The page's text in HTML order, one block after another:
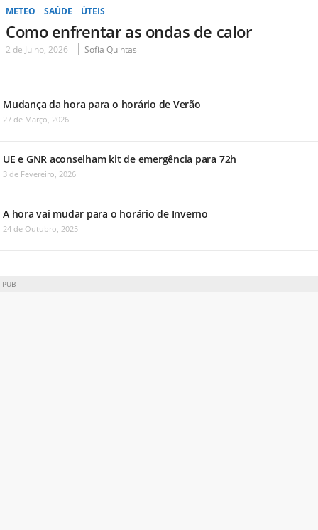
METEO SAÚDE ÚTEIS
Como enfrentar as ondas de calor
2 de Julho, 2026 Sofia Quintas
Mudança da hora para o horário de Verão
27 de Março, 2026
UE e GNR aconselham kit de emergência para 72h
3 de Fevereiro, 2026
A hora vai mudar para o horário de Inverno
24 de Outubro, 2025
PUB